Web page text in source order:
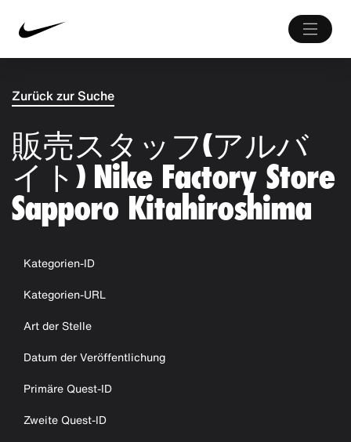
Zurück zur Suche
販売スタッフ(アルバ
イト) Nike Factory Store
Sapporo Kitahiroshima
Kategorien-ID
Kategorien-URL
Art der Stelle
Datum der Veröffentlichung
Primäre Quest-ID
Zweite Quest-ID